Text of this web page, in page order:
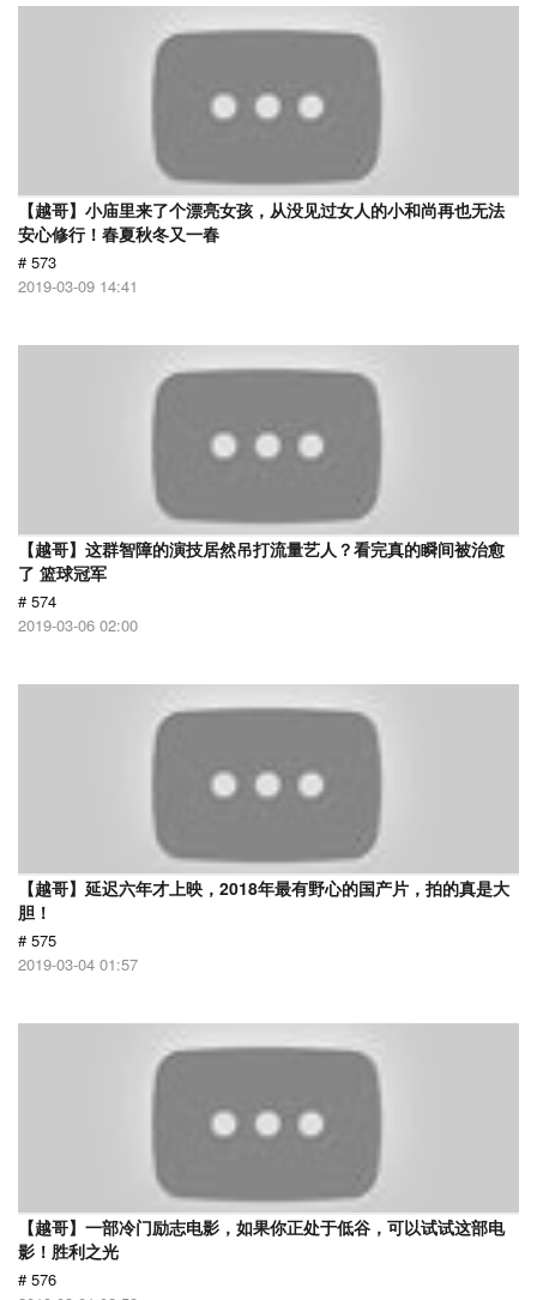
【越哥】小庙里来了个漂亮女孩，从没见过女人的小和尚再也无法
安心修行！春夏秋冬又一春
# 573
2019-03-09 14:41
【越哥】这群智障的演技居然吊打流量艺人？看完真的瞬间被治愈
了 篮球冠军
# 574
2019-03-06 02:00
【越哥】延迟六年才上映，2018年最有野心的国产片，拍的真是大
胆！
# 575
2019-03-04 01:57
【越哥】一部冷门励志电影，如果你正处于低谷，可以试试这部电
影！胜利之光
# 576